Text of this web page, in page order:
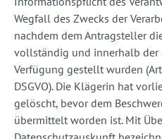
Wegfall des Zwecks der
nachdem dem Antragsteller
vollständig und innerhalb der
Verfügung gestellt wurden
DSGVO). Die Klägerin hat
gelöscht, bevor dem
übermittelt worden ist. Mit